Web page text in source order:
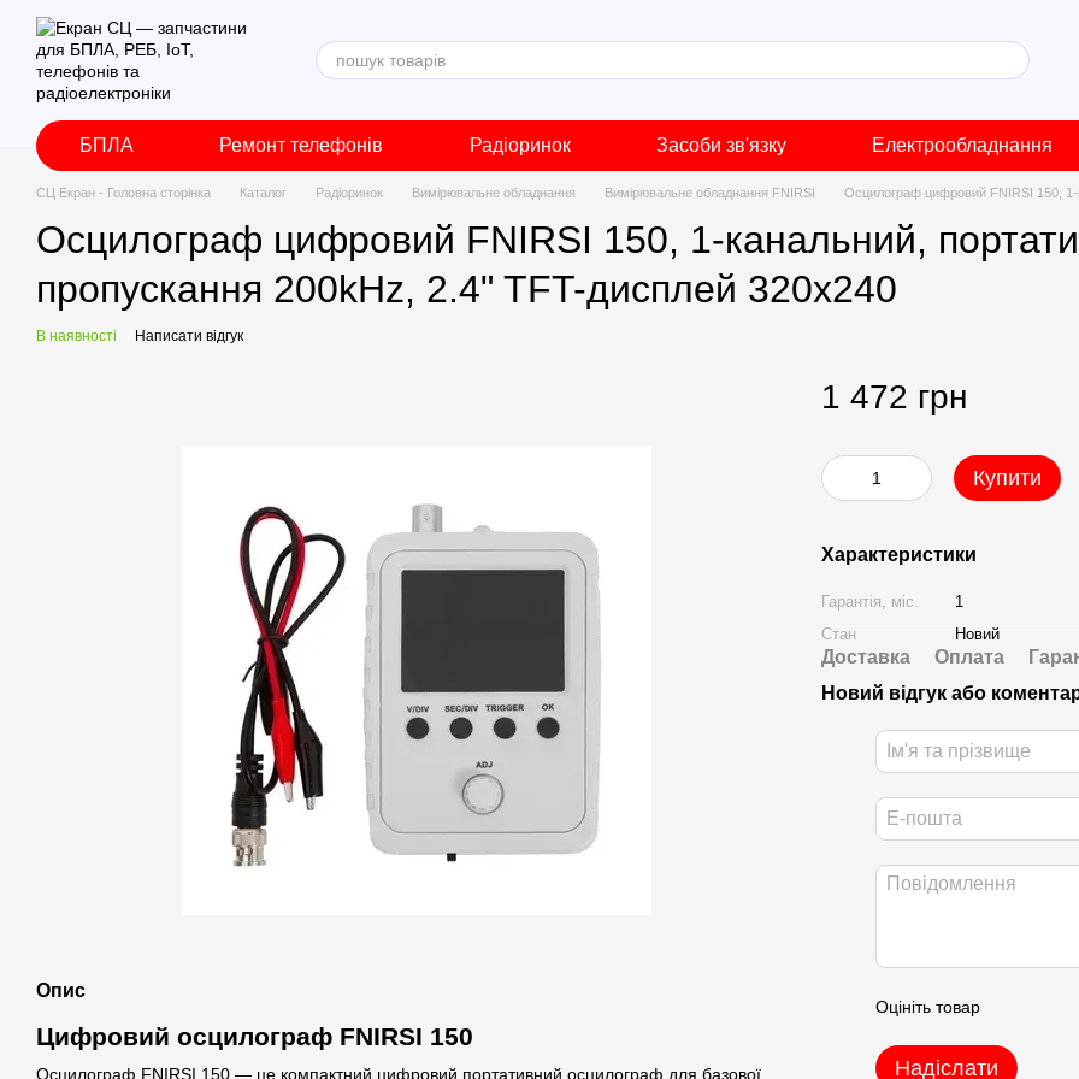
Перейти до основного контенту
БПЛА Ремонт телефонів Радіоринок Засоби зв'язку Електрообладнання
СЦ Екран - Головна сторінка Каталог Радіоринок Вимірювальне обладнання Вимірювальне обладнання FNIRSI Осцилограф цифровий FNIRSI 150, 1-
Осцилограф цифровий FNIRSI 150, 1-канальний,
пропускання 200kHz, 2.4" TFT-дисплей 320х240
В наявності Написати відгук
Опис
Цифровий осцилограф FNIRSI 150
Осцилограф FNIRSI 150 — це компактний цифровий портативний осцилограф для базової
1 472 грн
Купити
Характеристики
Гарантія, міс.
1
Стан
Новий
Доставка Оплата
Новий відгук або
Оцініть товар
Надіслати